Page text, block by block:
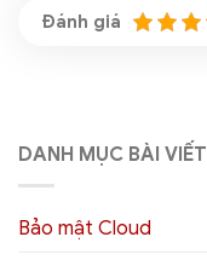
DANH MỤC BÀI VIẾT
Bảo mật Cloud